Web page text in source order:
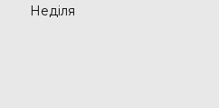
Неділя